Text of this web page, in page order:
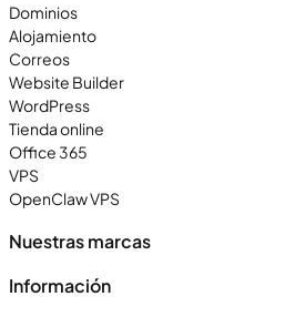
Dominios
Alojamiento
Correos
Website Builder
WordPress
Tienda online
Office 365
VPS
OpenClaw VPS
Nuestras marcas
Información